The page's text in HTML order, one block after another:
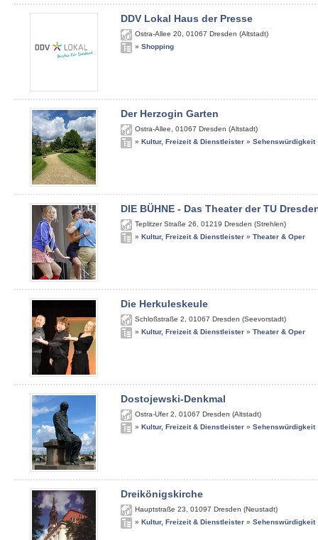
DDV Lokal Haus der Presse
Ostra-Allee 20 01067 Dresden (Altstadt)
» Shopping
Der Herzogin Garten
Ostra-Allee 01067 Dresden (Altstadt)
» Kultur, Freizeit & Dienstleister » Sehenswürdigkeit
DIE BÜHNE - Das Theater der TU
Teplitzer Straße 26 01219 Dresden (Strehlen)
» Kultur, Freizeit & Dienstleister » Theater & Oper
Die Herkuleskeule
Schloßstraße 2 01067 Dresden (Seevorstadt)
» Kultur, Freizeit & Dienstleister » Theater & Oper
Dostojewski-Denkmal
Ostra-Ufer 2 01067 Dresden (Altstadt)
» Kultur, Freizeit & Dienstleister » Sehenswürdigkeit
Dreikönigskirche
Hauptstraße 23 01097 Dresden (Neustadt)
» Kultur, Freizeit & Dienstleister » Sehenswürdigkeit